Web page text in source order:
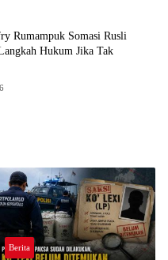
Rumampuk Somasi Rusli
Hukum Jika Tak
Berita